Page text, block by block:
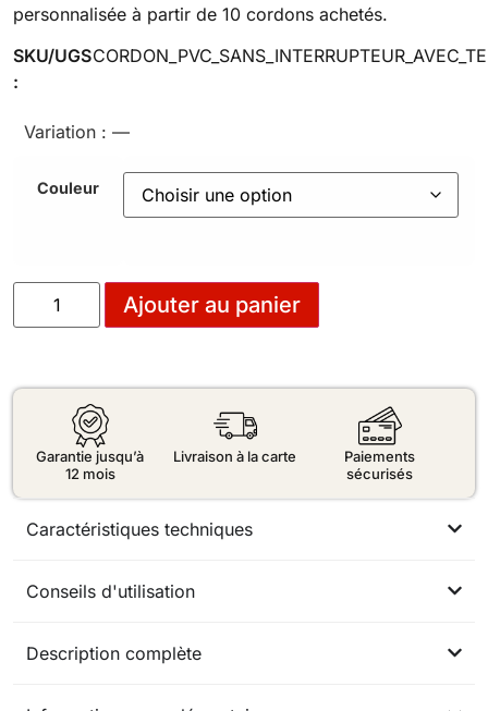
personnalisée à partir de 10 cordons achetés.
SKU/UGS
:
Variation : —
Couleur
Ajouter au panier
Garantie jusqu’à
12 mois
Livraison à la carte
Paiements
sécurisés
Caractéristiques techniques
Conseils d'utilisation
Description complète